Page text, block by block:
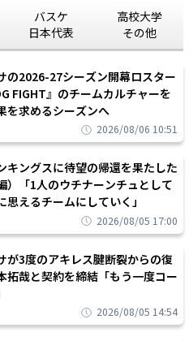
バスケ
日本代表
高校大学
その他
の2026-27シーズン開幕ロスター
FIGHT』のチームカルチャーを
を求めるシーズンへ
2026/08/06 10:51
キングスに待望の帰還を果たした
）「1人のウチナーンチュとして
思えるチームにしていく」
2026/08/05 17:00
が3度のアキレス腱断裂からの復
拓哉と契約を締結「もう一度コー
2026/08/05 14:54